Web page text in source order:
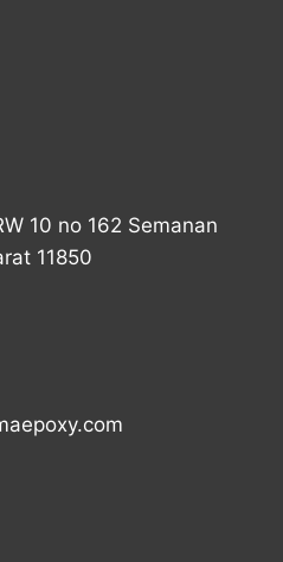
10 no 162 Semanan
11850